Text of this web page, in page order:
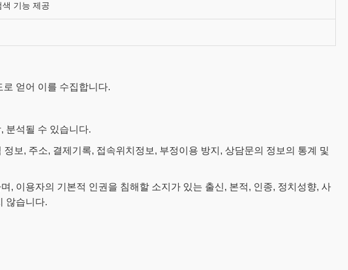
기능 제공
얻어 이를 수집합니다.
분석될 수 있습니다.
보, 주소, 결제기록, 접속위치정보, 부정이용 방지, 상담문의 정보의 통계 및
, 이용자의 기본적 인권을 침해할 소지가 있는 출신, 본적, 인종, 정치성향, 사
않습니다.